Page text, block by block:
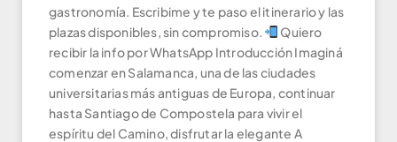
gastronomía. Escribime y te paso el itinerario y las
plazas disponibles, sin compromiso.
Quiero
recibir la info por WhatsApp Introducción Imaginá
comenzar en Salamanca, una de las ciudades
universitarias más antiguas de Europa, continuar
hasta Santiago de Compostela para vivir el
espíritu del Camino, disfrutar la elegante A